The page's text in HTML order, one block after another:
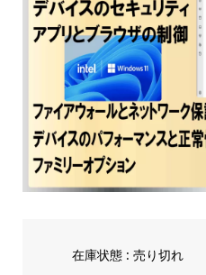
在庫状態 : 売り切れ